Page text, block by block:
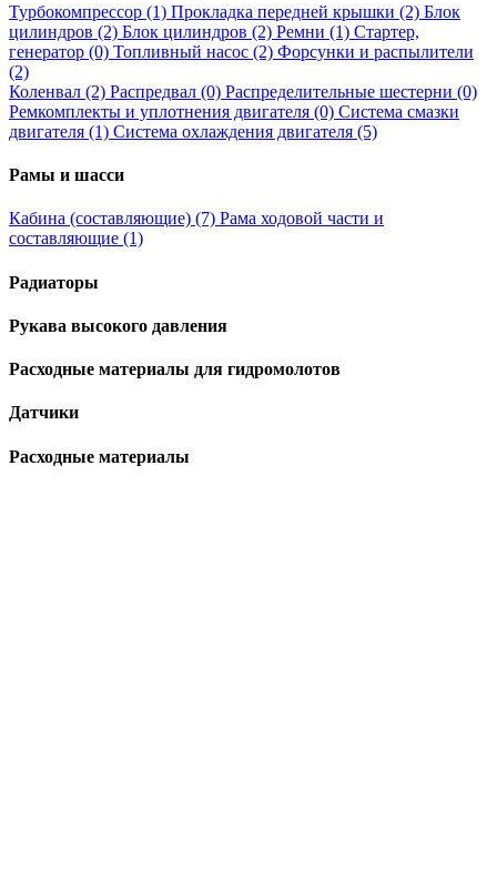
Турбокомпрессор (1) Прокладка передней крышки (2) Блок
цилиндров (2) Блок цилиндров (2) Ремни (1) Стартер,
генератор (0) Топливный насос (2) Форсунки и распылители
(2)
Коленвал (2) Распредвал (0) Распределительные шестерни (0)
Ремкомплекты и уплотнения двигателя (0) Система смазки
двигателя (1) Система охлаждения двигателя (5)
Рамы и шасси
Кабина (составляющие) (7) Рама ходовой части и
составляющие (1)
Радиаторы
Рукава высокого давления
Расходные материалы для гидромолотов
Датчики
Расходные материалы